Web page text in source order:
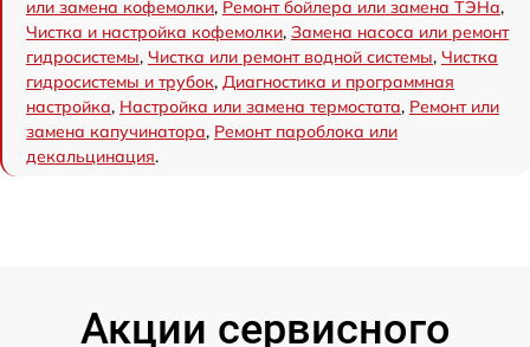
или замена кофемолки, Ремонт бойлера или замена ТЭНа,
Чистка и настройка кофемолки, Замена насоса или ремонт
гидросистемы, Чистка или ремонт водной системы, Чистка
гидросистемы и трубок, Диагностика и программная
настройка, Настройка или замена термостата, Ремонт или
замена капучинатора, Ремонт пароблока или
декальцинация.
Акции сервисного